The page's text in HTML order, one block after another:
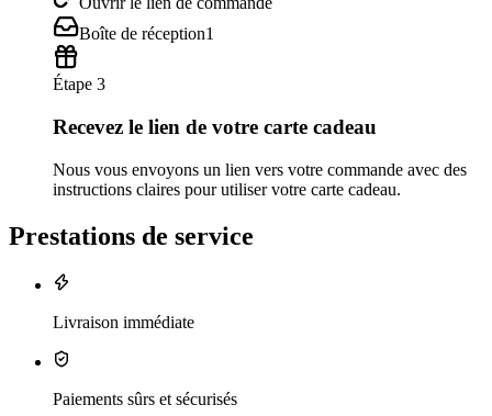
Boîte de réception1
Étape 3
Recevez le lien de votre carte cadeau
Nous vous envoyons un lien vers votre commande avec des
instructions claires pour utiliser votre carte cadeau.
Prestations de service
Livraison immédiate
Paiements sûrs et sécurisés